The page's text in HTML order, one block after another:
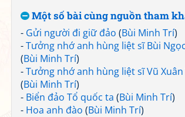
Một số bài cùng nguồn tham
- Gửi người đi giữ đảo (Bùi Minh Trí)
-Tưởng nhớ anh hùng liệt sĩ Bùi
(Bùi Minh Trí)
-Tưởng nhớ anh hùng liệt sĩ Vũ Xuân
(Bùi Minh Trí)
- Biển đảo Tổ quốc ta (Bùi Minh Trí)
- Hoa anh đào (Bùi Minh Trí)